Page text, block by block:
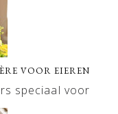
VOOR EIEREN
speciaal voor